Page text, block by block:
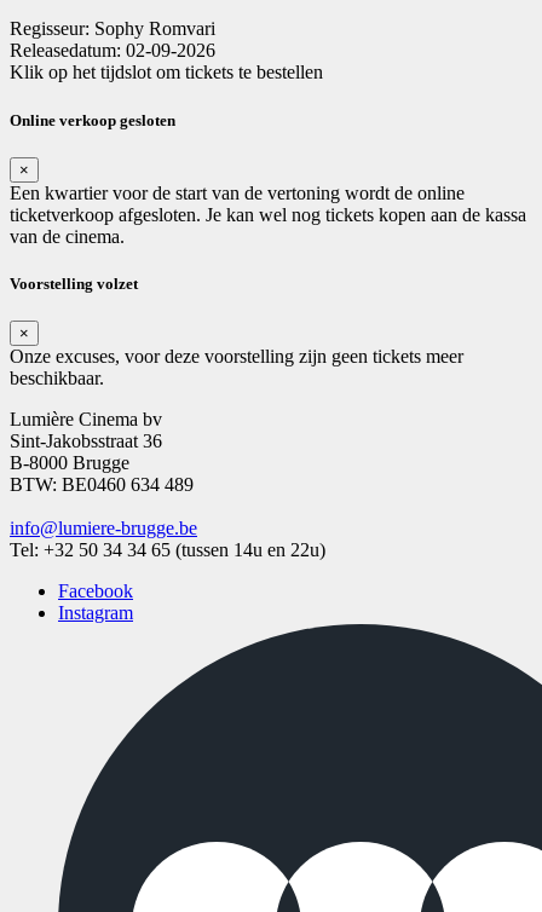
Regisseur: Sophy Romvari
Releasedatum: 02-09-2026
Klik op het tijdslot om tickets te bestellen
Online verkoop gesloten
×
Een kwartier voor de start van de vertoning wordt de online
ticketverkoop afgesloten. Je kan wel nog tickets kopen aan de kassa
van de cinema.
Voorstelling volzet
×
Onze excuses, voor deze voorstelling zijn geen tickets meer
beschikbaar.
Lumière Cinema bv
Sint-Jakobsstraat 36
B-8000 Brugge
BTW: BE0460 634 489
info@lumiere-brugge.be
Tel: +32 50 34 34 65 (tussen 14u en 22u)
Facebook
Instagram